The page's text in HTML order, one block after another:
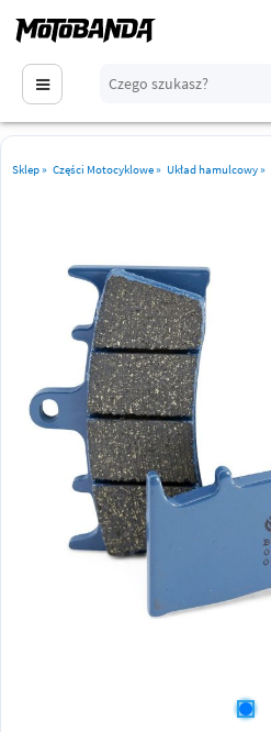
Sklep» Części Motocyklowe» Układ hamulcowy»